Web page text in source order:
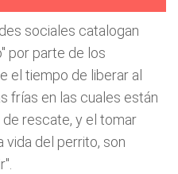
sociales catalogan
por parte de los
el tiempo de liberar al
frías en las cuales están
de rescate, y el tomar
vida del perrito, son